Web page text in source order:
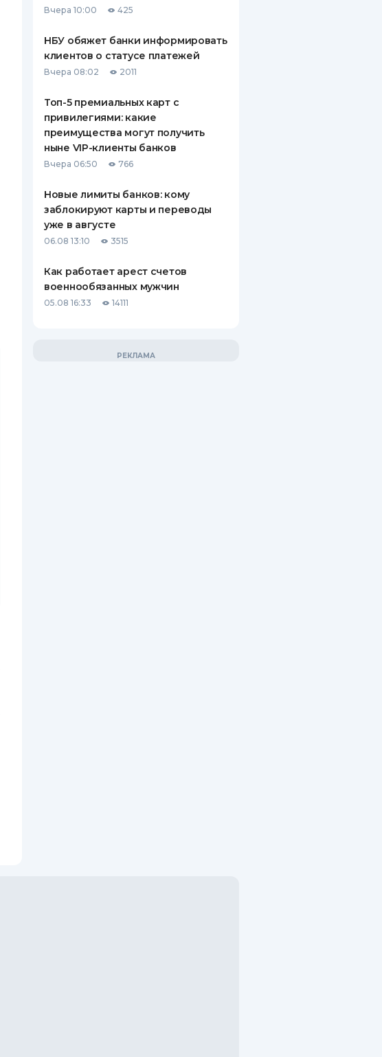
СТРАХОВАНИЮ
ВСЕ СТРАХОВЫЕ ПОЛИСЫ
ОТЗЫВЫ О СТРАХОВЫХ
КОМПАНИЯХ
Вчера 10:00 425
НБУ обяжет банки информировать
клиентов о статусе платежей
Вчера 08:02 2011
Топ-5 премиальных карт с
привилегиями: какие
преимущества могут получить
ныне VIP-клиенты банков
Вчера 06:50 766
Новые лимиты банков: кому
заблокируют карты и переводы
уже в августе
06.08 13:10 3515
Как работает арест счетов
военнообязанных мужчин
05.08 16:33 14111